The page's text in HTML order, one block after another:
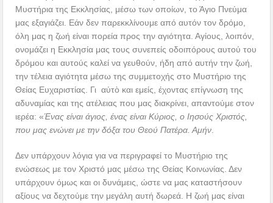
Μυστήρια της Εκκλησίας, μέσω των οποίων, το Άγιο Πνεύμα
μας εξαγιάζει. Εάν δεν παρεκκλίνουμε από αυτόν τον δρόμο,
όλη μας η ζωή είναι πορεία προς την αγιότητα. Αγίους, λοιπόν,
ονομάζει η Εκκλησία μας τους συνεπείς οδοιπόρους αυτού του
δρόμου και αυτούς καλεί να γευθούν, ήδη από αυτήν την ζωή,
την τέλεια αγιότητα μέσω της συμμετοχής στο Μυστήριο της
Θείας Ευχαριστίας. Γι αὐτὸ και εμείς, έχοντας επίγνωση της
αδυναμίας και της ατέλειας που μας διακρίνει, απαντούμε στον
ιερέα: «Ένας είναι άγιος, ένας είναι Κύριος, ο Ιησούς Χριστός,
που μας ενώνει με την δόξα του Θεού Πατέρα. Αμήν
Δεν υπάρχουν λόγια για να περιγραφεί το Μυστήριο της
ενώσεως με τον Χριστό μας μέσω της Θείας Κοινωνίας. Δεν
υπάρχουν όμως και οι δυνάμεις, ώστε να μας καταστήσουν
αξίους να δεχτούμε την μεγάλη αυτή δωρεά. Η ζωή μας είναι